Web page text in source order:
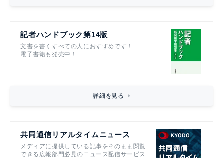
記者ハンドブック第14版
文書を書くすべての人におすすめです！
電子書籍も発売中！
詳細を見る
共同通信リアルタイムニュース
メディアに提供している記事をそのまま閲覧
できる広報部門必見のニュース配信サービス